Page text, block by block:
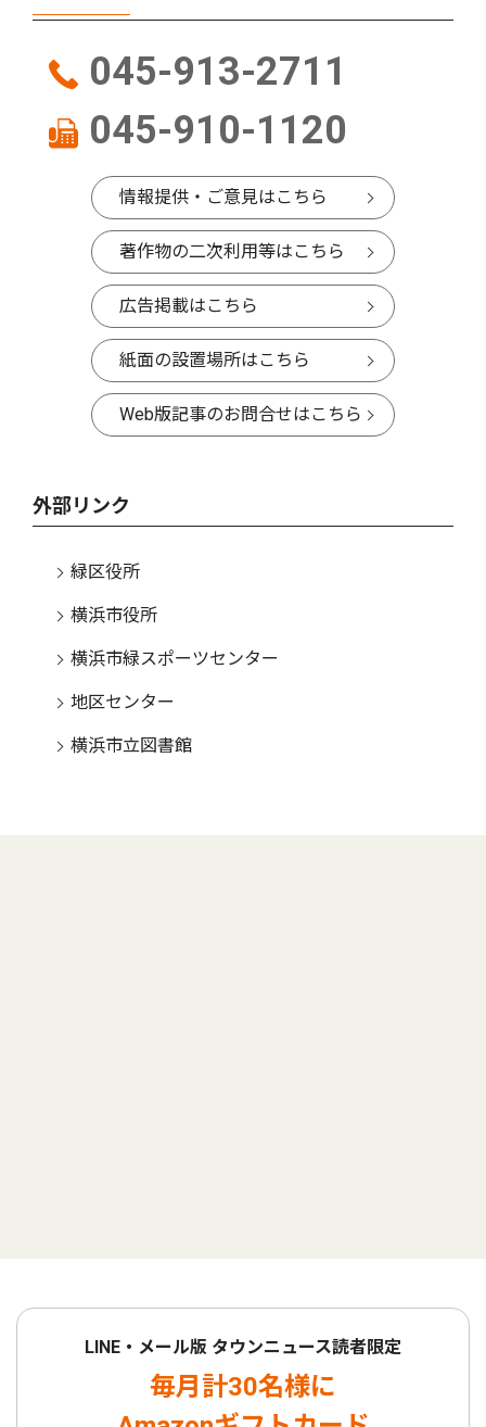
045-913-2711
045-910-1120
情報提供・ご意見はこちら
著作物の二次利用等はこちら
広告掲載はこちら
紙面の設置場所はこちら
Web版記事のお問合せはこちら
外部リンク
緑区役所
横浜市役所
横浜市緑スポーツセンター
地区センター
横浜市立図書館
LINE・メール版 タウンニュース読者限定
毎月計30名様に